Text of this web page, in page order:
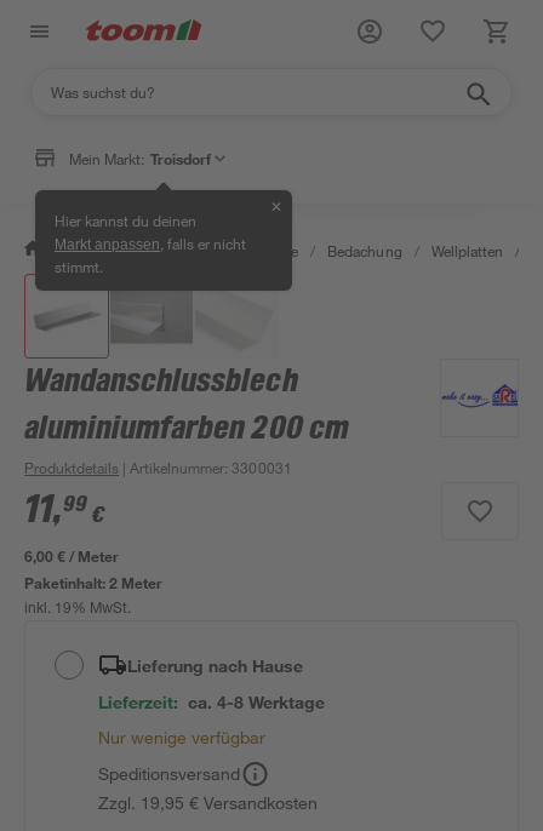
Mein Markt: Troisdorf
Hier kannst du deinen
Markt anpassen , falls er nicht
stimmt.
✕
/ Bauen & Renovieren / Baustoffe / Bedachung / Wellplatten /
Wandanschlussblech
aluminiumfarben 200 cm
Produktdetails | Artikelnummer:3300031
11,99 €
6,00 € / Meter
Paketinhalt:2 Meter
inkl. 19% MwSt.
Lieferung nach Hause
Lieferzeit: ca. 4-8 Werktage
Nur wenige verfügbar
Speditionsversand
Zzgl. 19,95 € Versandkosten